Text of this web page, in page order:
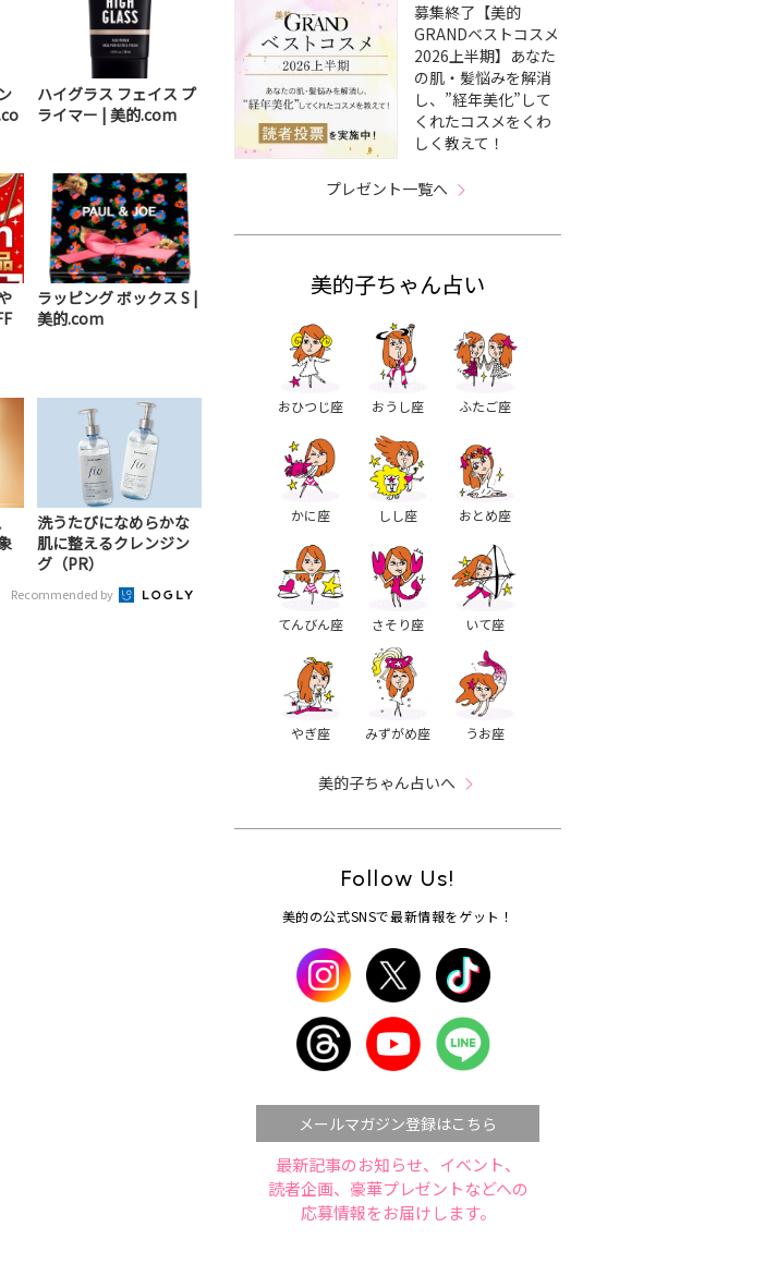
ハイグラス フェイス プ
ライマー | 美的.com
ラッピング ボックス S |
美的.com
洗うたびになめらかな
肌に整えるクレンジン
グ（PR）
Recommended by
募集終了【美的
GRANDベストコスメ
2026上半期】あなた
の肌・髪悩みを解消
し、”経年美化”して
くれたコスメをくわ
しく教えて！
プレゼント一覧へ
美的子ちゃん占い
おひつじ座 おうし座 ふたご座
かに座 しし座 おとめ座
てんびん座 さそり座 いて座
やぎ座 みずがめ座 うお座
美的子ちゃん占いへ
Follow Us!
美的の公式SNSで最新情報をゲット！
メールマガジン登録はこちら
最新記事のお知らせ、イベント、
読者企画、豪華プレゼントなどへの
応募情報をお届けします。